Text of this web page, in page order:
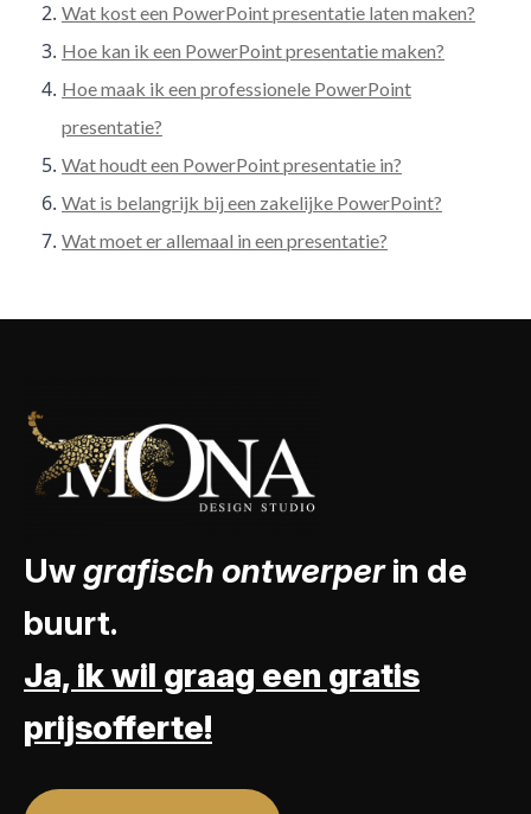
Wat kost een PowerPoint presentatie laten maken?
Hoe kan ik een PowerPoint presentatie maken?
Hoe maak ik een professionele PowerPoint
presentatie?
Wat houdt een PowerPoint presentatie in?
Wat is belangrijk bij een zakelijke PowerPoint?
Wat moet er allemaal in een presentatie?
Uwgrafisch ontwerperin de
buurt.
Ja, ik wil graag een gratis
prijsofferte!